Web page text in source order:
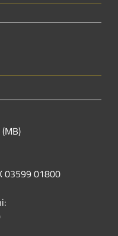
03599 01800